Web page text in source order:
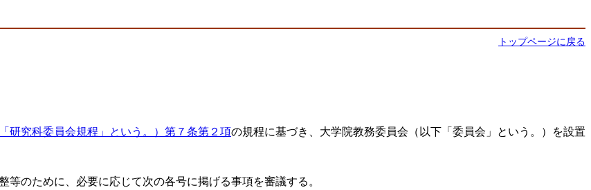
トップページに戻る
研究科委員会規程」という。）第７条第２項の規程に基づき、大学院教務委員会（以下「委員会」という。）を設置
のために、必要に応じて次の各号に掲げる事項を審議する。